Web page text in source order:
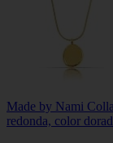
Made by Nami
redonda, color